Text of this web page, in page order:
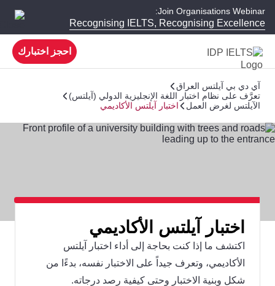
Join Organisations Webinar:
Recognising IELTS, Recognising Excellence
احجز اختبارك
آي دي بي آيلتس العراق
تعرَّف على نظام اختبار اللغة الإنجليزية الدولي (آيلتس)
الآيلتس لغرض العمل
اختبار آيلتس الأكاديمي
اختبار آيلتس الأكاديمي
اكتشف ما إذا كنت بحاجة إلى أداء اختبار آيلتس
الأكاديمي، وتعرف جيداً على الاختبار نفسه، بدءًا من
شكل وبنية الاختبار وحتى كيفية رصد درجاته.